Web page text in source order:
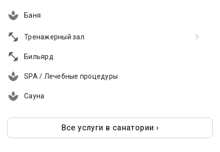
Баня
Тренажерный зал
Бильярд
SPA / Лечебные процедуры
Сауна
Все услуги в санатории ›